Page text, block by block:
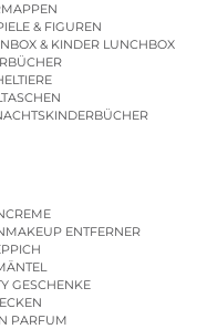
& FIGUREN
& KINDER LUNCHBOX
ENTFERNER
GESCHENKE
PARFUM